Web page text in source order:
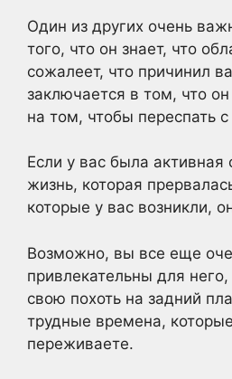
Один из других очень
того, что он знает, что
сожалеет, что причинил
заключается в том, что
на том, чтобы переспать
Если у вас была активная
жизнь, которая
которые у вас возникли,
Возможно, вы все еще
привлекательны для
свою похоть на задний
трудные времена,
переживаете.